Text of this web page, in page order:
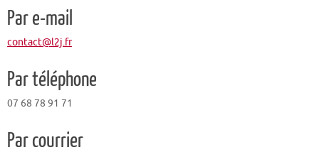
Par e-mail
contact@l2j.fr
Par téléphone
07 68 78 91 71
Par courrier